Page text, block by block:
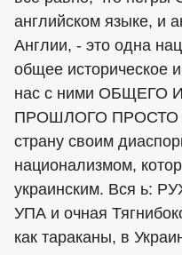
английском языке, и
Англии, - это одна
общее историческое
нас с ними ОБЩЕГО
ПРОШЛОГО ПРОСТО
страну своим
национализмом,
украинским. Вся ь:
УПА и очная
как тараканы, в